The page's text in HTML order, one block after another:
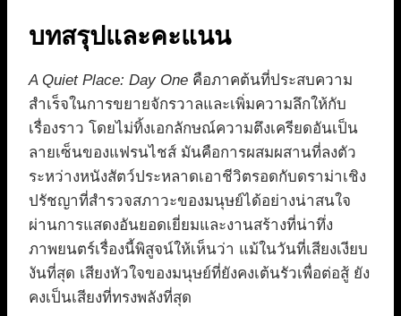
บทสรุปและคะแนน
A Quiet Place: Day One คือภาคต้นที่ประสบความ
สำเร็จในการขยายจักรวาลและเพิ่มความลึกให้กับ
เรื่องราว โดยไม่ทิ้งเอกลักษณ์ความตึงเครียดอันเป็น
ลายเซ็นของแฟรนไชส์ มันคือการผสมผสานที่ลงตัว
ระหว่างหนังสัตว์ประหลาดเอาชีวิตรอดกับดราม่าเชิง
ปรัชญาที่สำรวจสภาวะของมนุษย์ได้อย่างน่าสนใจ
ผ่านการแสดงอันยอดเยี่ยมและงานสร้างที่น่าทึ่ง
ภาพยนตร์เรื่องนี้พิสูจน์ให้เห็นว่า แม้ในวันที่เสียงเงียบ
งันที่สุด เสียงหัวใจของมนุษย์ที่ยังคงเต้นรัวเพื่อต่อสู้ ยัง
คงเป็นเสียงที่ทรงพลังที่สุด